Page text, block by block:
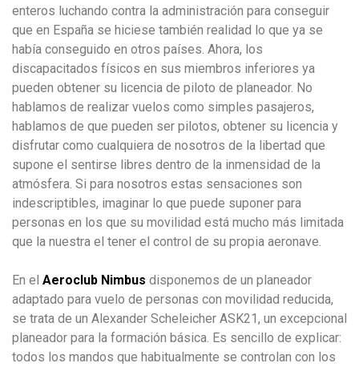
enteros luchando contra la administración para conseguir
que en España se hiciese también realidad lo que ya se
había conseguido en otros países. Ahora, los
discapacitados físicos en sus miembros inferiores ya
pueden obtener su licencia de piloto de planeador. No
hablamos de realizar vuelos como simples pasajeros,
hablamos de que pueden ser pilotos, obtener su licencia y
disfrutar como cualquiera de nosotros de la libertad que
supone el sentirse libres dentro de la inmensidad de la
atmósfera. Si para nosotros estas sensaciones son
indescriptibles, imaginar lo que puede suponer para
personas en los que su movilidad está mucho más limitada
que la nuestra el tener el control de su propia aeronave.
En el Aeroclub Nimbus disponemos de un planeador
adaptado para vuelo de personas con movilidad reducida,
se trata de un Alexander Scheleicher ASK21, un excepcional
planeador para la formación básica. Es sencillo de explicar:
todos los mandos que habitualmente se controlan con los